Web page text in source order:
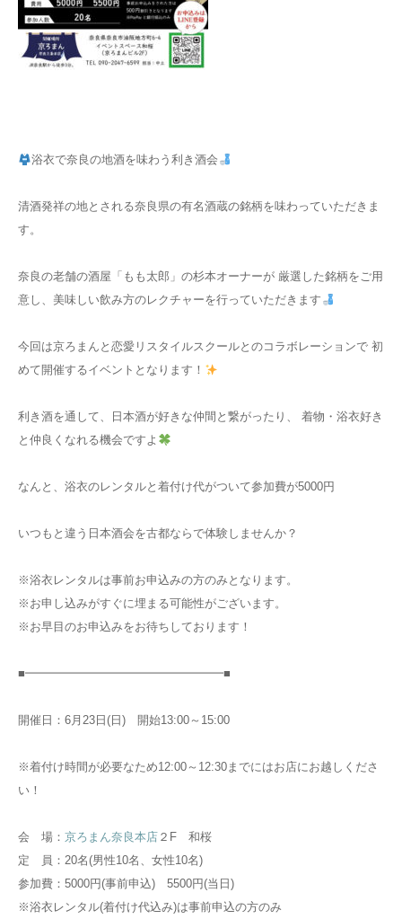
浴衣で奈良の地酒を味わう利き酒会
清酒発祥の地とされる奈良県の有名酒蔵の銘柄を味わっていただきま
す。
奈良の老舗の酒屋「もも太郎」の杉本オーナーが 厳選した銘柄をご用
意し、美味しい飲み方のレクチャーを行っていただきます
今回は京ろまんと恋愛リスタイルスクールとのコラボレーションで 初
めて開催するイベントとなります！
利き酒を通して、日本酒が好きな仲間と繋がったり、 着物・浴衣好き
と仲良くなれる機会ですよ
なんと、浴衣のレンタルと着付け代がついて参加費が5000円
いつもと違う日本酒会を古都ならで体験しませんか？
※浴衣レンタルは事前お申込みの方のみとなります。
※お申し込みがすぐに埋まる可能性がございます。
※お早目のお申込みをお待ちしております！
■━━━━━━━━━━━━━━━━━■
開催日：6月23日(日) 開始13:00～15:00
※着付け時間が必要なため12:00～12:30までにはお店にお越しくださ
い！
会 場： 京ろまん奈良本店 ２F 和桜
定 員：20名(男性10名、女性10名)
参加費：5000円(事前申込) 5500円(当日)
※浴衣レンタル(着付け代込み)は事前申込の方のみ